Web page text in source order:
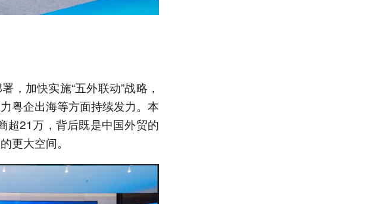
，加快实施“五外联动”战略，
粤企出海等方面持续发力。本
超21万，背后既是中国外贸的
更大空间。